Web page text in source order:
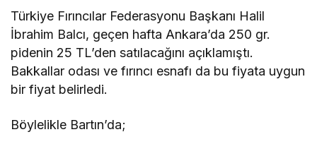
Türkiye Fırıncılar Federasyonu Başkanı Halil
İbrahim Balcı, geçen hafta Ankara’da 250 gr.
pidenin 25 TL’den satılacağını açıklamıştı.
Bakkallar odası ve fırıncı esnafı da bu fiyata uygun
bir fiyat belirledi.
Böylelikle Bartın’da;